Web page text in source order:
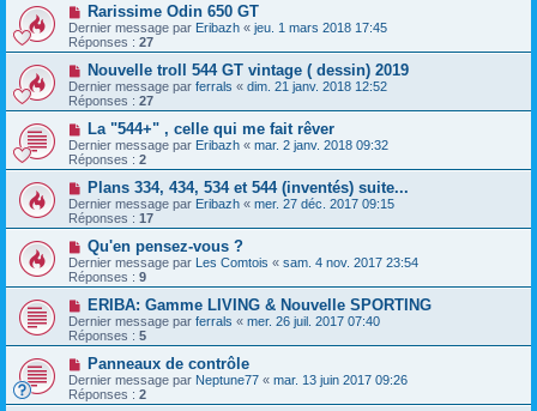
Rarissime Odin 650 GT
Dernier message par Eribazh « jeu. 1 mars 2018 17:45
Réponses : 27
Nouvelle troll 544 GT vintage ( dessin) 2019
Dernier message par ferrals « dim. 21 janv. 2018 12:52
Réponses : 27
La "544+" , celle qui me fait rêver
Dernier message par Eribazh « mar. 2 janv. 2018 09:32
Réponses : 2
Plans 334, 434, 534 et 544 (inventés) suite...
Dernier message par Eribazh « mer. 27 déc. 2017 09:15
Réponses : 17
Qu'en pensez-vous ?
Dernier message par Les Comtois « sam. 4 nov. 2017 23:54
Réponses : 9
ERIBA: Gamme LIVING & Nouvelle SPORTING
Dernier message par ferrals « mer. 26 juil. 2017 07:40
Réponses : 5
Panneaux de contrôle
Dernier message par Neptune77 « mar. 13 juin 2017 09:26
Réponses : 2